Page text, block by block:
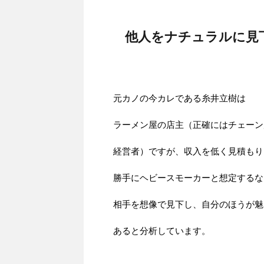
他人をナチュラルに見
元カノの今カレである糸井立樹は
ラーメン屋の店主（正確にはチェー
経営者）ですが、収入を低く見積もり
勝手にヘビースモーカーと想定する
相手を想像で見下し、自分のほうが
あると分析しています。